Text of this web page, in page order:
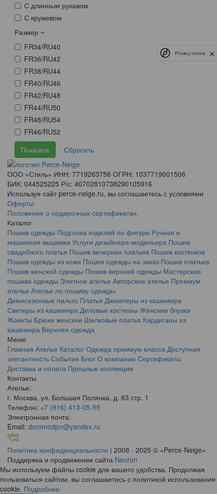
С длинным рукавом
С кружевом
Размер
FR34/RU40
FR36/RU42
FR38/RU44
FR40/RU46
FR42/RU48
FR44/RU50
FR48/RU54
FR46/RU52
ООО «Стиль» ИНН: 7719263756 ОГРН: 1037719001506
БИК: 044525225 Р/с: 40702810738290105916
Используя сайт perce-neige.ru, вы соглашаетесь с условиями
Оферты
Положения о подарочных сертификатах.
Каталог
Пошив одежды Подгонка изделий по фигуре Ручная и
машинная вышивка Услуги дизайнера-модельера Пошив
свадебного платья Пошив вечерних платьев Пошив костюмов
Пошив одежды из кожи Пошив одежды на заказ Пошив платьев
Пошив женской одежды Пошив верхней одежды Мастерская
пошива одежды Элитное ателье Авторское ателье Премиум
ателье Ателье по пошиву одежды
Демисезонные пальто Платья Джемперы из кашемира
Свитеры из кашемира Деловые костюмы Женские блузки
Жакеты Брюки женские Шелковые платья Кардиганы из
кашемира Верхняя одежда
Меню
Главная Ателье Каталог Одежда премиум класса Доступная
элегантность События Блог О компании Сертификаты
Доставка и оплата Прошлые коллекции
Контакты
Ателье:
г. Москва, ул. Большая Полянка, д. 63 стр. 1
Телефон: +7 (916) 413-05-55
Электронная почта:
Email: dommodpn@yandex.ru
Политика конфиденциальности | 2008 - 2025 © «Perce-Neige»
Поддержка и продвижение сайта Neuron
Мы используем файлы cookie для вашего удобства. Продолжая
пользоваться сайтом, вы соглашаетесь с политикой использования
cookie. Подробнее
Privacy notice